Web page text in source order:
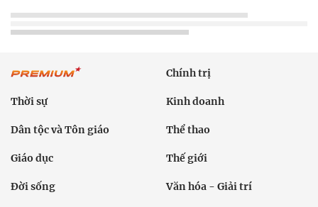
Chính trị
Thời sự Kinh doanh
Dân tộc và Tôn giáo Thể thao
Giáo dục Thế giới
Đời sống Văn hóa - Giải trí